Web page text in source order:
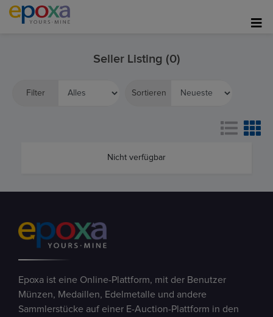
Seller Listing (0)
Filter Sortieren
Nicht verfügbar
Epoxa ist eine Online-Plattform, mit der Benutzer
Münzen, Medaillen, Edelmetalle und andere
Sammlerstücke auf einer E-Auction-Plattform in den